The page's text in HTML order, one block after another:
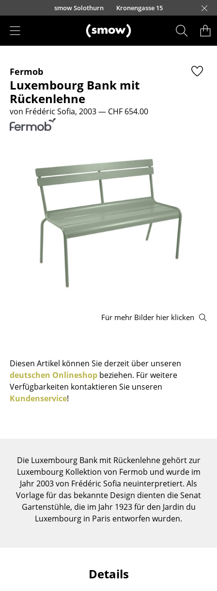
Direkt zum Inhaltsmow Solothurn Kronengasse 15
Sitzmöbel
Esszimmerstühle
Sofas
Sessel
Stühle
Freischwinger
Barhocker
Hocker
Bänke & Liegen
Gartenstühle
Konferenzstühle
Bürosessel
Esstische
Beistelltische
Couchtische
Fermob
Luxembourg Bank mit
Rückenlehne
von Frédéric Sofia, 2003— CHF 654.00
Für mehr Bilder hier klicken
Diesen Artikel können Sie derzeit über unseren
deutschen Onlineshop beziehen. Für weitere
Verfügbarkeiten kontaktieren Sie unseren
Kundenservice!
Die Luxembourg Bank mit Rückenlehne gehört zur
Luxembourg Kollektion von Fermob und wurde im
Jahr 2003 von Frédéric Sofia neuinterpretiert. Als
Vorlage für das bekannte Design dienten die Senat
Gartenstühle, die im Jahr 1923 für den Jardin du
Luxembourg in Paris entworfen wurden.
Details